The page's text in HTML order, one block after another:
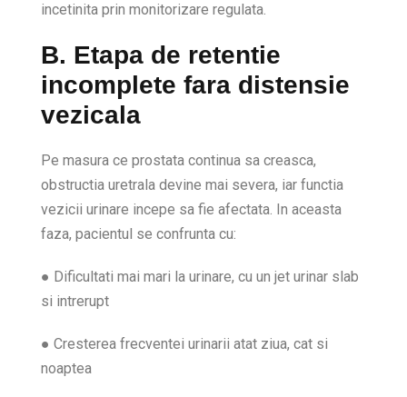
incetinita prin monitorizare regulata.
B. Etapa de retentie
incomplete fara distensie
vezicala
Pe masura ce prostata continua sa creasca,
obstructia uretrala devine mai severa, iar functia
vezicii urinare incepe sa fie afectata. In aceasta
faza, pacientul se confrunta cu:
● Dificultati mai mari la urinare, cu un jet urinar slab
si intrerupt
● Cresterea frecventei urinarii atat ziua, cat si
noaptea